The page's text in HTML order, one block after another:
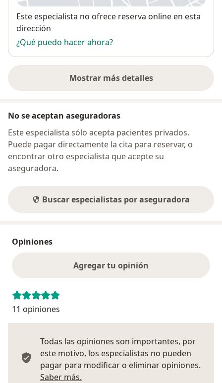
Disponibilidad
Este especialista no ofrece reserva online en esta
dirección
¿Qué puedo hacer ahora?
Mostrar más detalles
sobre la dirección
No se aceptan aseguradoras
Este especialista sólo acepta pacientes privados.
Puede pagar directamente la cita para reservar, o
encontrar otro especialista que acepte su
aseguradora.
Buscar especialistas por aseguradora
Opiniones
Agregar tu opinión
11 opiniones
Todas las opiniones son importantes, por
este motivo, los especialistas no pueden
pagar para modificar o eliminar opiniones.
Saber más.